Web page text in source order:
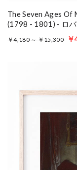
The Seven Ages Of
(1798 - 1801) - ロ
￥4,180 ～ ￥15,300